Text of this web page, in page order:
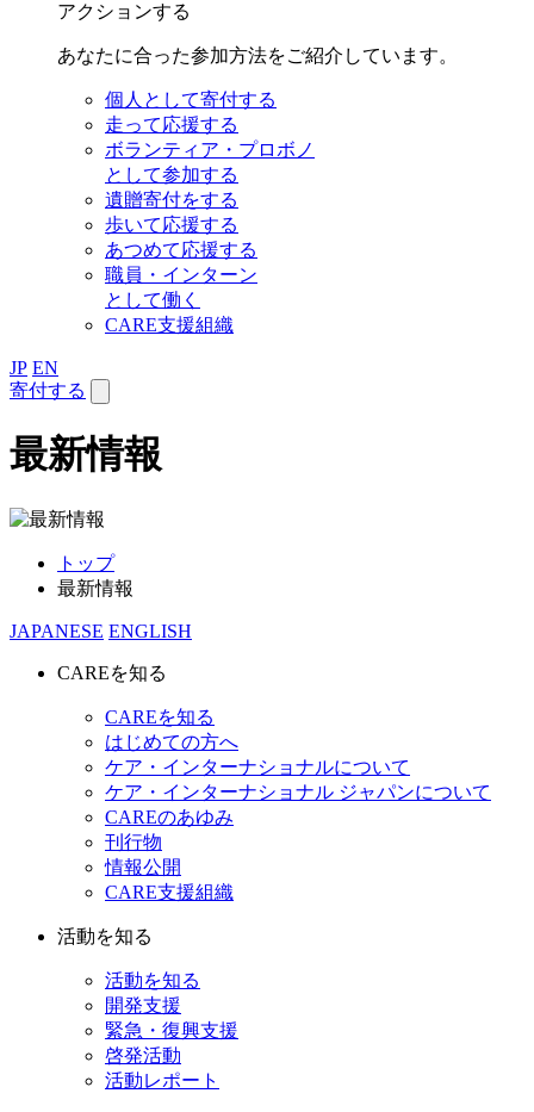
アクションする
あなたに合った参加方法をご紹介しています。
個人として寄付する
走って応援する
ボランティア・プロボノ
として参加する
遺贈寄付をする
歩いて応援する
あつめて応援する
職員・インターン
として働く
CARE支援組織
JP EN
寄付する
最新情報
トップ
最新情報
JAPANESE ENGLISH
CAREを知る
CAREを知る
はじめての方へ
ケア・インターナショナルについて
ケア・インターナショナル ジャパンについて
CAREのあゆみ
刊行物
情報公開
CARE支援組織
活動を知る
活動を知る
開発支援
緊急・復興支援
啓発活動
活動レポート